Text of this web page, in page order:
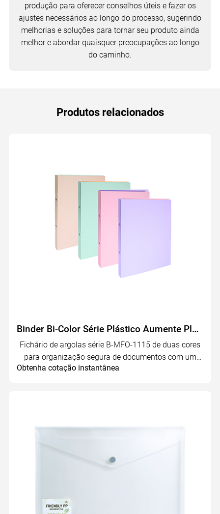
produção para oferecer conselhos úteis e fazer os
ajustes necessários ao longo do processo, sugerindo
melhorias e soluções para tornar seu produto ainda
melhor e abordar quaisquer preocupações ao longo
do caminho.
Produtos relacionados
Binder Bi-Color Série Plástico Aumente Plástico | B-MFO-11115
Fichário de argolas série B-MFO-1115 de duas cores
para organização segura de documentos com um
design elegante de duas cores.
Obtenha cotação instantânea